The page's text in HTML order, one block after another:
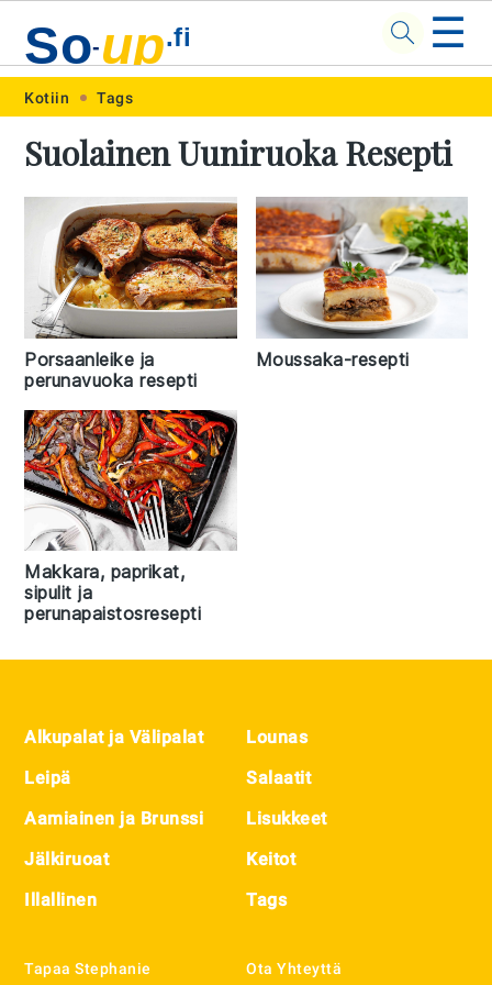
Skip
primary
navigation
Skip
main
content
Skip
primary
sidebar
Skip
footer
So-up.fi ☰
Kotiin Tags
Suolainen Uuniruoka Resepti
Porsaanleike ja
perunavuoka resepti
Moussaka-resepti
Makkara, paprikat,
sipulit ja
perunapaistosresepti
Footer
Alkupalat ja Välipalat
Leipä
Aamiainen ja Brunssi
Jälkiruoat
Illallinen
Lounas
Salaatit
Lisukkeet
Keitot
Tags
Tapaa Stephanie Ota Yhteyttä